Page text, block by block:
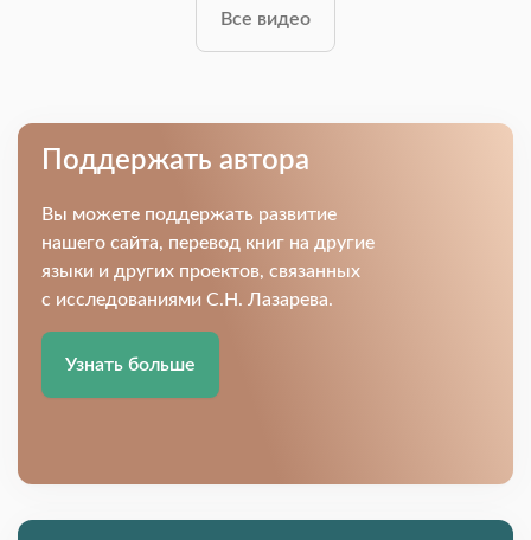
Все видео
Поддержать автора
Вы можете поддержать развитие
нашего сайта, перевод книг на другие
языки и других проектов, связанных
с исследованиями С.Н. Лазарева.
Узнать больше